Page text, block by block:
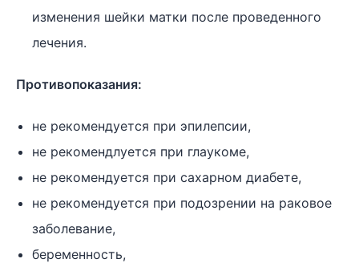
изменения шейки матки после проведенного
лечения.
Противопоказания:
не рекомендуется при эпилепсии,
не рекомендлуется при глаукоме,
не рекомендуется при сахарном диабете,
не рекомендуется при подозрении на раковое
заболевание,
беременность,